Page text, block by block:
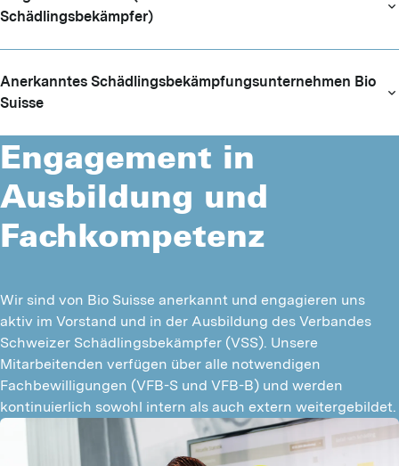
Schädlingsbekämpfer)
Anerkanntes Schädlingsbekäm­pfungsunternehmen Bio
Suisse
Engagement in
Ausbildung und
Fachkompetenz
Wir sind von Bio Suisse anerkannt und engagieren uns
aktiv im Vorstand und in der Ausbildung des Verbandes
Schweizer Schädlingsbekämpfer (VSS). Unsere
Mitarbeitenden verfügen über alle notwendigen
Fachbewilligungen (VFB-S und VFB-B) und werden
kontinuierlich sowohl intern als auch extern weitergebildet.